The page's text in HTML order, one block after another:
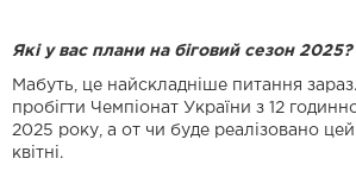
Які у вас плани на біговий сезон 2025?
Мабуть, це найскладніше питання
пробігти Чемпіонат України з 12
2025 року, а от чи буде реалізовано
квітні.